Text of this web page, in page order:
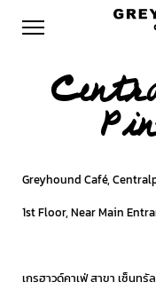
Greyhound Café,
1st Floor, Near Main
เกรฮาวด์คาเฟ่ สาขา เซ็นทรั